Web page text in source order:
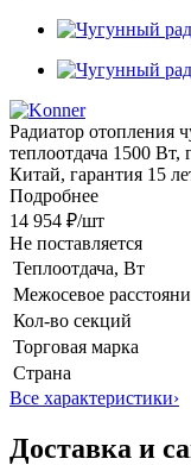
Радиатор отопления
теплоотдача 1500 Вт,
Китай, гарантия 15
Подробнее
14 954 ₽/шт
Не поставляется
Теплоотдача, Вт
Межосевое
Кол-во секций
Торговая марка
Страна
Все характеристики›
Доставка и